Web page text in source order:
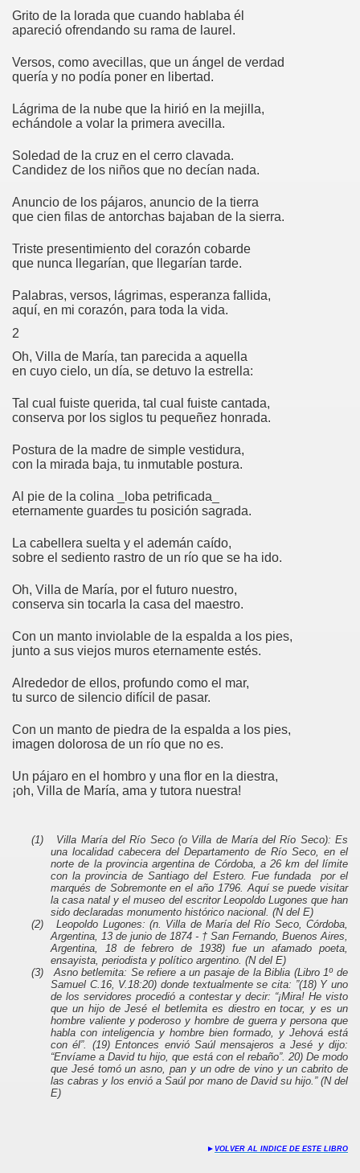
Grito de la lorada que cuando hablaba él
apareció ofrendando su rama de laurel.
Versos, como avecillas, que un ángel de verdad
quería y no podía poner en libertad.
Lágrima de la nube que la hirió en la mejilla,
echándole a volar la primera avecilla.
Soledad de la cruz en el cerro clavada.
Candidez de los niños que no decían nada.
Anuncio de los pájaros, anuncio de la tierra
que cien filas de antorchas bajaban de la sierra.
Triste presentimiento del corazón cobarde
que nunca llegarían, que llegarían tarde.
Palabras, versos, lágrimas, esperanza fallida,
aquí, en mi corazón, para toda la vida.
2
Oh, Villa de María, tan parecida a aquella
en cuyo cielo, un día, se detuvo la estrella:
Tal cual fuiste querida, tal cual fuiste cantada,
conserva por los siglos tu pequeñez honrada.
Postura de la madre de simple vestidura,
con la mirada baja, tu inmutable postura.
Al pie de la colina _
loba petrificada_
eternamente guardes tu posición sagrada.
La cabellera suelta y el ademán caído,
sobre el sediento rastro de un río que se ha ido.
Oh, Villa de María, por el futuro nuestro,
conserva sin tocarla la casa del maestro.
Con un manto inviolable de la espalda a los pies,
junto a sus viejos muros eternamente estés.
Alrededor de ellos, profundo como el mar,
tu surco de silencio difícil de pasar.
Con un manto de piedra de la espalda a los pies,
imagen dolorosa de un río que no es.
Un pájaro en el hombro y una flor en la diestra,
¡oh, Villa de María, ama y tutora nuestra!
(1)
Villa María del Río Seco (o Villa de María del Río Seco): Es
una localidad cabecera del Departamento de Río Seco, en el
norte de la provincia argentina de Córdoba, a 26 km del límite
con la provincia de Santiago del Estero. Fue fundada por el
marqués de Sobremonte en el año 1796. Aquí se puede visitar
la casa natal y el museo del escritor Leopoldo Lugones que han
sido declaradas monumento histórico nacional. (N del E)
(2)
Leopoldo Lugones: (n. Villa de María del Río Seco, Córdoba,
Argentina, 13 de junio de 1874 - † San Fernando, Buenos Aires,
Argentina, 18 de febrero de 1938) fue un afamado poeta,
ensayista, periodista y político argentino. (N del E)
(3)
Asno betlemita: Se refiere a un pasaje de la Biblia (Libro 1º de
Samuel C.16, V.18:20) donde textualmente se cita: ”(18) Y uno
de los servidores procedió a contestar y decir: “¡Mira! He visto
que un hijo de Jesé el betlemita es diestro en tocar, y es un
hombre valiente y poderoso y hombre de guerra y persona que
habla con inteligencia y hombre bien formado, y Jehová está
con él”. (19) Entonces envió Saúl mensajeros a Jesé y dijo:
“Envíame a David tu hijo, que está con el rebaño”. 20) De modo
que Jesé tomó un asno, pan y un odre de vino y un cabrito de
las cabras y los envió a Saúl por mano de David su hijo.” (N del
E)
► VOLVER AL INDICE DE ESTE LIBRO